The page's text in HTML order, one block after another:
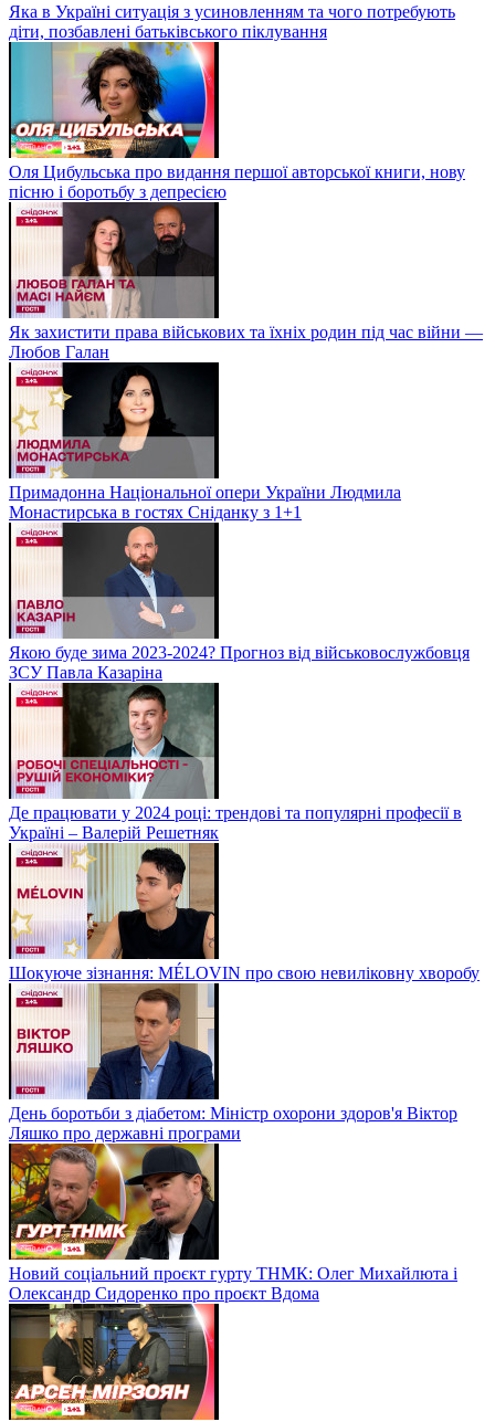
Яка в Україні ситуація з усиновленням та чого потребують
діти, позбавлені батьківського піклування
Оля Цибульська про видання першої авторської книги, нову
пісню і боротьбу з депресією
Як захистити права військових та їхніх родин під час війни —
Любов Галан
Примадонна Національної опери України Людмила
Монастирська в гостях Сніданку з 1+1
Якою буде зима 2023-2024? Прогноз від військовослужбовця
ЗСУ Павла Казаріна
Де працювати у 2024 році: трендові та популярні професії в
Україні – Валерій Решетняк
Шокуюче зізнання: MÉLOVIN про свою невиліковну хворобу
День боротьби з діабетом: Міністр охорони здоров'я Віктор
Ляшко про державні програми
Новий соціальний проєкт гурту ТНМК: Олег Михайлюта і
Олександр Сидоренко про проєкт Вдома